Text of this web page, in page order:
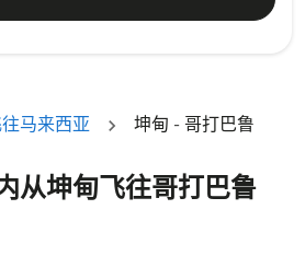
马来西亚 坤甸 - 哥打巴鲁
从坤甸飞往哥打巴鲁
件的机票。请调整您的筛选条件。